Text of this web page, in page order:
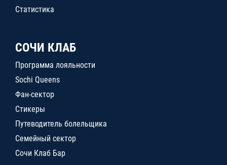
Статистика
СОЧИ КЛАБ
Программа лояльности
Sochi Queens
Фан-сектор
Стикеры
Путеводитель болельщика
Семейный сектор
Сочи Клаб Бар